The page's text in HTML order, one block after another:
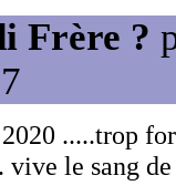
Frère ?
.....trop
le sang